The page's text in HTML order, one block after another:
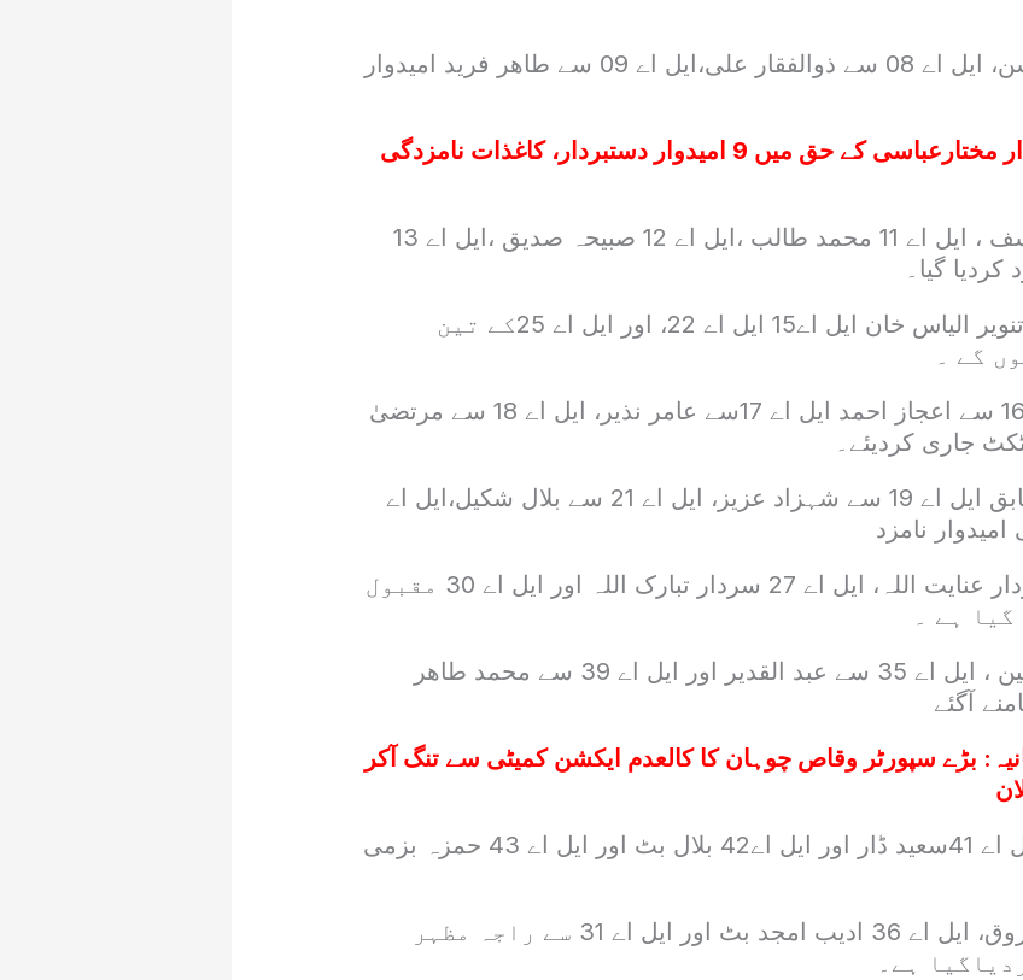
ایل اے 04 سے تیمور حسن، ایل اے 08 سے ذوالفقار علی،ایل اے 09 سے طاھر فرید امیدوار
سردار مختارعباسی کے حق میں 9 امیدوار دستبردار، کاغذات نامزدگی
ایل اے 10 سے محمد یوسف ، ایل اے 11 محمد طالب ،ایل اے 12 صبیحہ صدیق ،ایل اے 13
کردیا گیا۔
صدر آئی پی پی سردار تنویر الیاس خان ایل اے15 ایل اے 22، اور ایل اے 25کے تین
گے ۔
ذرائع کے مطابق ایل اے 16 سے اعجاز احمد ایل اے 17سے عامر نذیر، ایل اے 18 سے مرتضیٰ
جاری کردیئے۔
آئی پی پی ذرائع کے مطابق ایل اے 19 سے شہزاد عزیز، ایل اے 21 سے بلال شکیل،ایل اے
جبکہ ایل اے 24 سے سردار عنایت اللہ، ایل اے 27 سردار تبارک اللہ اور ایل اے 30 مقبول
ہے ۔
ایل اے 5 سے افتخار حسین ، ایل اے 35 سے عبد القدیر اور ایل اے 39 سے محمد طاھر
آگئے
بڑے سپورٹر وقاص چوہان کا کالعدم ایکشن کمیٹی سے تنگ آکر
ایل اے 40 سلیم بٹ ، ایل اے 41سعید ڈار اور ایل اے42 بلال بٹ اور ایل اے 43 حمزہ بزمی
ایل اے 14 راجہ فہیم فاروق، ایل اے 36 ادیب امجد بٹ اور ایل اے 31 سے راجہ مظہر
ہے۔